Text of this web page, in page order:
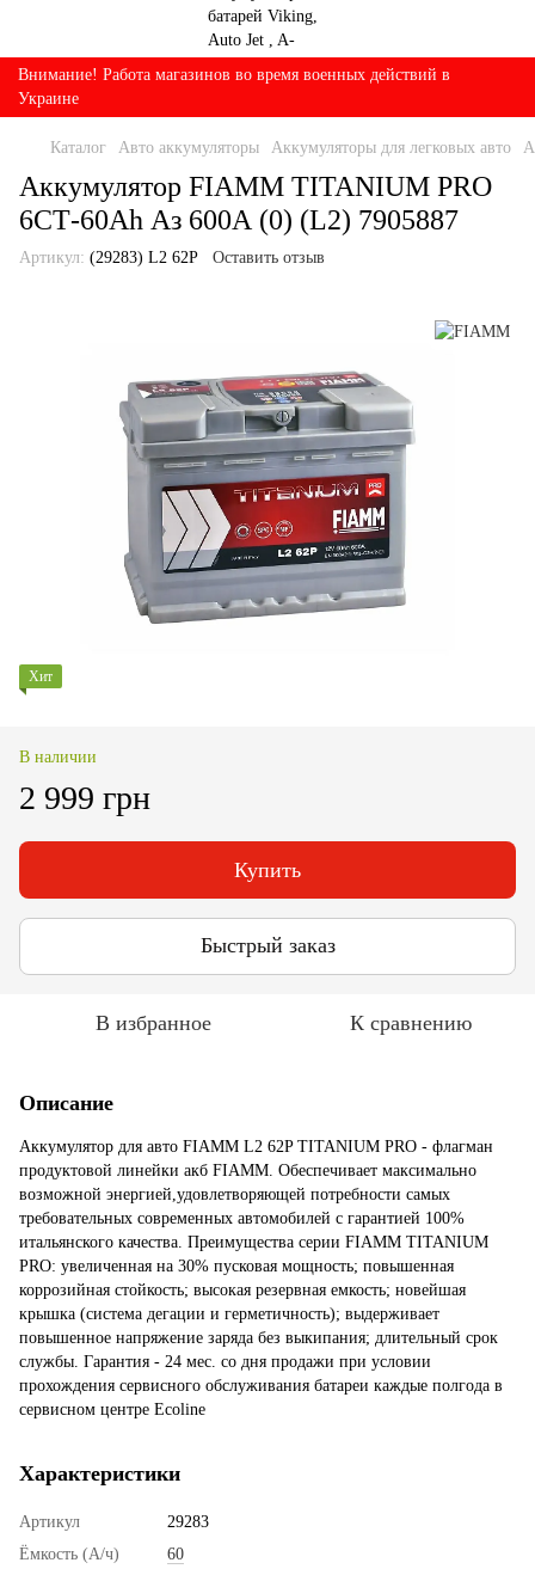
Внимание! Работа магазинов во время военных действий в
Украине
Каталог Авто аккумуляторы Аккумуляторы для легковых авто
Аккумулятор FIAMM TITANIUM PRO
6СТ-60Ah Аз 600А (0) (L2) 7905887
Артикул: (29283) L2 62P Оставить отзыв
Хит
В наличии
2 999 грн
Купить
Быстрый заказ
В избранное К сравнению
Описание
Аккумулятор для авто FIAMM L2 62P TITANIUM PRO - флагман
продуктовой линейки акб FIAMM. Обеспечивает максимально
возможной энергией,удовлетворяющей потребности самых
требовательных современных автомобилей с гарантией 100%
итальянского качества. Преимущества серии FIAMM TITANIUM
PRO: увеличенная на 30% пусковая мощность; повышенная
коррозийная стойкость; высокая резервная емкость; новейшая
крышка (система дегации и герметичность); выдерживает
повышенное напряжение заряда без выкипания; длительный срок
службы. Гарантия - 24 мес. со дня продажи при условии
прохождения сервисного обслуживания батареи каждые полгода в
сервисном центре Ecoline
Характеристики
Артикул
29283
Ёмкость (А/ч)
60